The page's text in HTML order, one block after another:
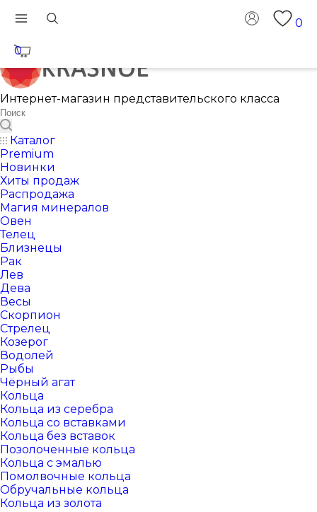
0
0
Интернет-магазин представительского класса
Каталог
Premium
Новинки
Хиты продаж
Распродажа
Магия минералов
Овен
Телец
Близнецы
Рак
Лев
Дева
Весы
Скорпион
Стрелец
Козерог
Водолей
Рыбы
Чёрный агат
Кольца
Кольца из серебра
Кольца со вставками
Кольца без вставок
Позолоченные кольца
Кольца с эмалью
Помолвочные кольца
Обручальные кольца
Кольца из золота